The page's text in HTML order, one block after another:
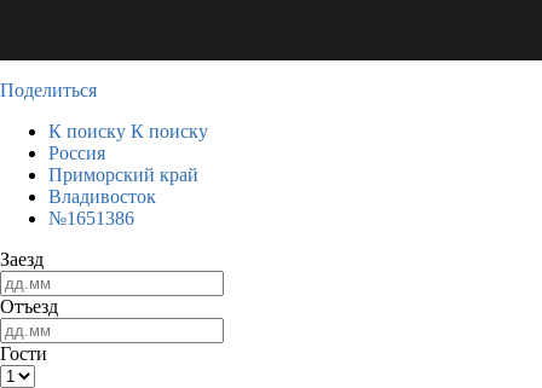
Поделиться
К поиску К поиску
Россия
Приморский край
Владивосток
№1651386
Заезд
Отъезд
Гости